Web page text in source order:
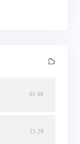
01-08
11-29